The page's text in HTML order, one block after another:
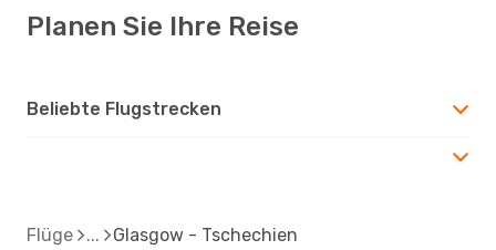
Planen Sie Ihre Reise
Beliebte Flugstrecken
Flüge Glasgow - Tschechien